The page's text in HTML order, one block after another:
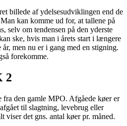
billede af ydelsesudviklingen end de
kan komme ud for, at tallene på
selv om tendensen på den yderste
ske, hvis man i årets start i længere
men nu er i gang med en stigning.
forekomme.
2
den gamle MPO. Afgåede køer er
til slagtning, levebrug eller
viser det gns. antal køer pr. måned.